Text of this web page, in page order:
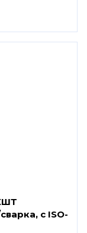
с ISO-